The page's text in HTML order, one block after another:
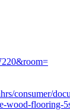
consumer/
wood-flooring-